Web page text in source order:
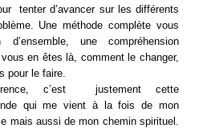
tenter d’avancer sur les différents
Une méthode complète vous
une compréhension
en êtes là, comment le changer,
pour le faire.
c’est justement cette
qui me vient à la fois de mon
mais aussi de mon chemin spirituel.